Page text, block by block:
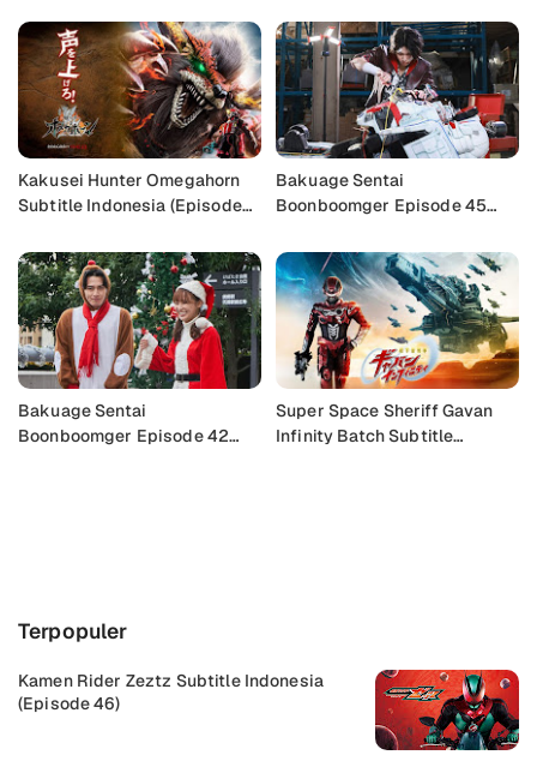
Kakusei Hunter Omegahorn
Subtitle Indonesia (Episode
Bakuage Sentai
Boonboomger Episode 45
Bakuage Sentai
Boonboomger Episode 42
Super Space Sheriff Gavan
Infinity Batch Subtitle
Terpopuler
Kamen Rider Zeztz Subtitle Indonesia
(Episode 46)